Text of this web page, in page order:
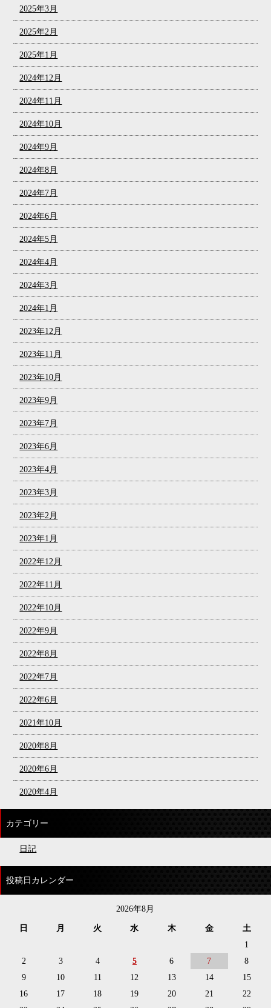
2025年3月
2025年2月
2025年1月
2024年12月
2024年11月
2024年10月
2024年9月
2024年8月
2024年7月
2024年6月
2024年5月
2024年4月
2024年3月
2024年1月
2023年12月
2023年11月
2023年10月
2023年9月
2023年7月
2023年6月
2023年4月
2023年3月
2023年2月
2023年1月
2022年12月
2022年11月
2022年10月
2022年9月
2022年8月
2022年7月
2022年6月
2021年10月
2020年8月
2020年6月
2020年4月
カテゴリー
日記
投稿日カレンダー
2026年8月
日 月 火 水 木 金
土
1
2
3 4 5 6 7
8
9
10 11 12 13 14
15
16
17 18 19 20 21
22